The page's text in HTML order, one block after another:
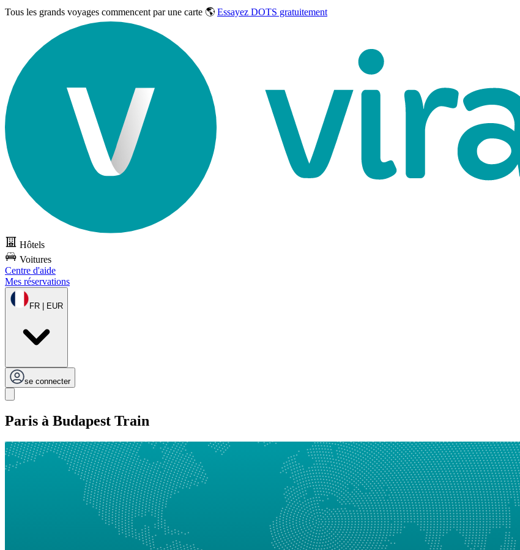
Tous les grands voyages commencent par une carte 🌎 Essayez DOTS gratuitement
Hôtels
Voitures
Centre d'aide
Mes réservations
FR | EUR
se connecter
Paris à Budapest Train